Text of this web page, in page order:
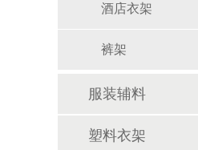
酒店衣架
裤架
服装辅料
塑料衣架